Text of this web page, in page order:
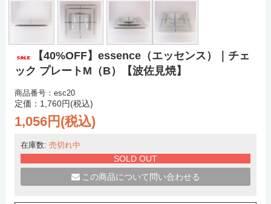
【40%OFF】essence（エッセンス）｜チェ
ック プレートM（B）【波佐見焼】
商品番号：esc20
定価：1,760円(税込)
1,056円(税込)
在庫数: 売切れ中
SOLD OUT
この商品について問い合わせる